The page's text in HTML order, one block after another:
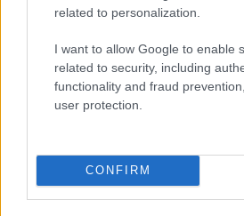
related to personalization.
I want to allow Google to enable
related to security, including
functionality and fraud
user protection.
CONFIRM